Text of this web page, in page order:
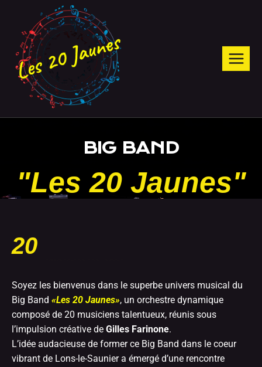
BIG BAND
"Les 20 Jaunes"
20PASSIONNÉS
Soyez les bienvenus dans le superbe univers musical du
Big Band «Les 20 Jaunes», un orchestre dynamique
composé de 20 musiciens talentueux, réunis sous
l’impulsion créative de Gilles Farinone.
L’idée audacieuse de former ce Big Band dans le coeur
vibrant de Lons-le-Saunier a émergé d’une rencontre